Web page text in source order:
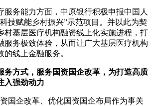
务能力方面，中原银行积极申报中国人
技赋能乡村振兴”示范项目。并以此为契
村基层医疗机构融资线上化实施进程，打
服务极致体验，从而让广大基层医疗机构
线上金融服务。
式，服务国资国企改革，为打造高质
入强劲动力
企改革、优化国资国企布局作为事关